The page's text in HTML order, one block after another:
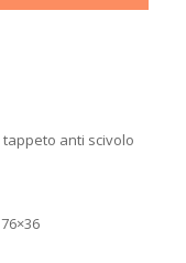
tappeto anti scivolo